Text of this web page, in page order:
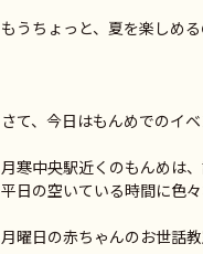
もうちょっと、夏を楽しめ
さて、今日はもんめでのイベ
月寒中央駅近くのもんめは
平日の空いている時間に色
月曜日の赤ちゃんのお世話